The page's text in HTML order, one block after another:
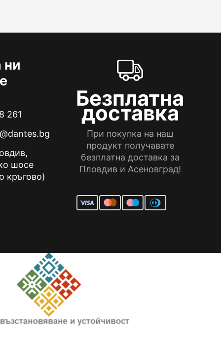
261
шосе
кръгово)
Безплатна
доставка
При покупка на наш
продукт получавате
безплатна доставка за
Пловдив и Асеновград!